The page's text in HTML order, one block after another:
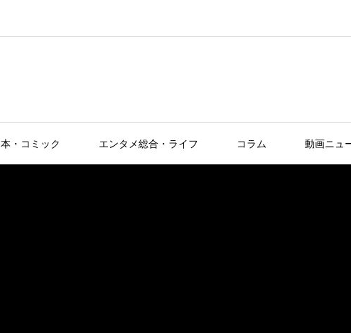
本・コミック エンタメ総合・ライフ コラム 動画ニュ